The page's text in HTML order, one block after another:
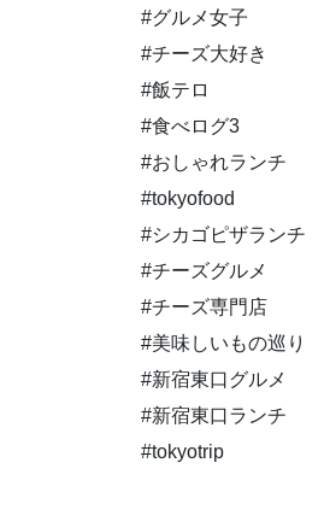
#グルメ女子
#チーズ大好き
#飯テロ
#食べログ3
#おしゃれランチ
#tokyofood
#シカゴピザランチ
#チーズグルメ
#チーズ専門店
#美味しいもの巡り
#新宿東口グルメ
#新宿東口ランチ
#tokyotrip